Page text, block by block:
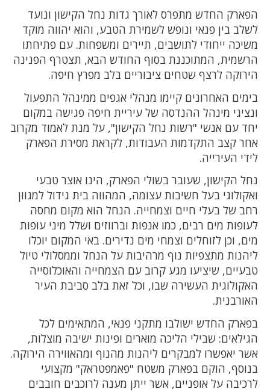
הפארק החדש מתפרס לאורך גדות נחל הקישון ונועד
לשלב בין פנאי ונופש לשמירת הטבע, והוא יהווה מוקד
משיכה ייחודי לתושבים, תיירים ומשפחות. עם פתיחתו
הרשמית, המתוכננת בסוף החודש הבא, תצטרף הפנינה
הירוקה לרצף שטחים ציבוריים בלב מפרץ חיפה.
בימים האחרונים קיימו מנהלי אגפים ממינהל התפעול
ונציגי מינהל ההנדסה של עיריית חיפה פגישה במקום
יחד עם אנשי "רשות נחל הקישון", על מנת לאמוד מקרוב
אחר קצב התקדמות העבודות, לקראת מסירת הפארק
לידי העירייה.
נחל הקישון, שעובר בשולי הפארק, הינו אוצר טבעי
ואקולוגי בעל חשיבות עצומה, המהווה בית גידול למגוון
רחב של בעלי חיים וצמחייה. הנחל הוא מקום מחסה
לעופות מים רבים, כמו אנפות וברווזים ושלל מיני עופות
מים, וכן לזוחלים וצמחי מים נדירים. באי המקום יוכלו
ליהנות מתצפיות נוף מרהיבות על הנחל וממסלולי טיול
טבעיים, שיציעו מגע קרוב עם הצמחייה והאוכלוסייה
האקולוגית העשירה שבו, וכל זאת בלב סביבת העיר
האורבנית.
בפארק החדש ישולבו מתקני פנאי, המתאימים לכל
הגילאים: שבילי הליכה מוארים ופינות ישיבה מוצלות,
אשר יאפשרו למבקרים ליהנות מהנוף ומהאווירה הירוקה.
בנוסף, הוקם בפארק משטח "פאמפטראק" מקצועי
לרכיבה על אופניים, אשר ייתן מענה לרוכבים חובבים